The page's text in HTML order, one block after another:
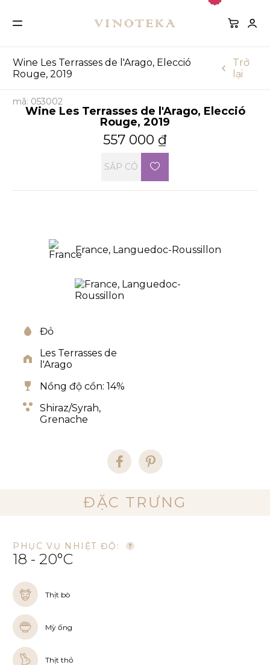
Wine Les Terrasses de l'Arago, Elecció
Rouge, 2019
Trở
lại
France, Languedoc-Roussillon
Đỏ
Les Terrasses de
l'Arago
Nồng độ cồn: 14%
Shiraz/Syrah,
Grenache
mã: 053002
Wine Les Terrasses de l'Arago, Elecció
Rouge, 2019
557 000 ₫
SẮP CÓ
ĐẶC TRƯNG
PHỤC VỤ NHIỆT ĐỘ:
18 - 20°C
Thịt bò
Mỳ ống
Thịt thỏ